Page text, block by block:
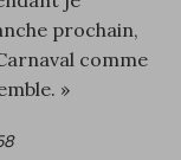
prochain,
comme
»